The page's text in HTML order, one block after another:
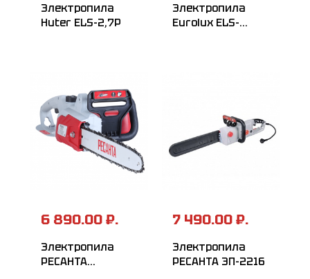
Электропила
Huter ELS-2,7P
Электропила
Eurolux ELS-
6 890.00 ₽.
Электропила
РЕСАНТА
7 490.00 ₽.
Электропила
РЕСАНТА ЭП-2216